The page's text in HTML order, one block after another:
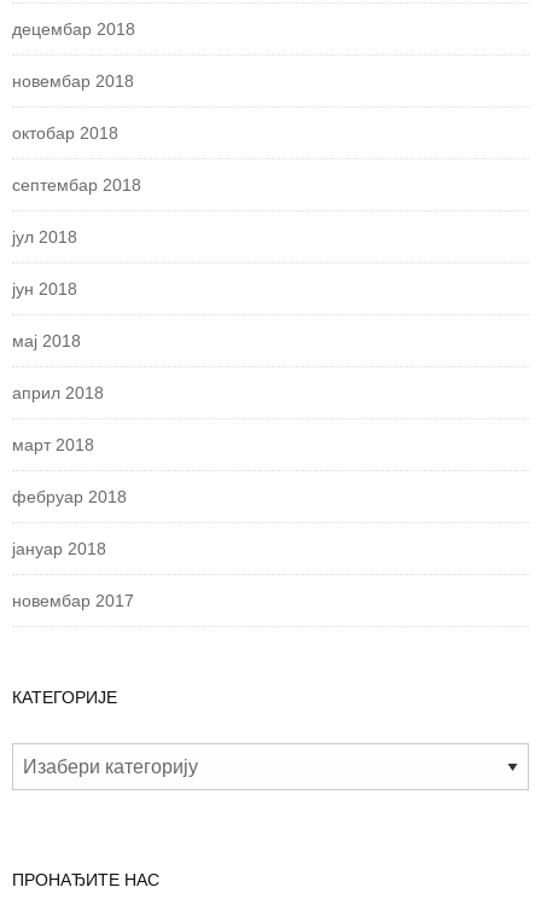
децембар 2018
новембар 2018
октобар 2018
септембар 2018
јул 2018
јун 2018
мај 2018
април 2018
март 2018
фебруар 2018
јануар 2018
новембар 2017
КАТЕГОРИЈЕ
ПРОНАЂИТЕ НАС